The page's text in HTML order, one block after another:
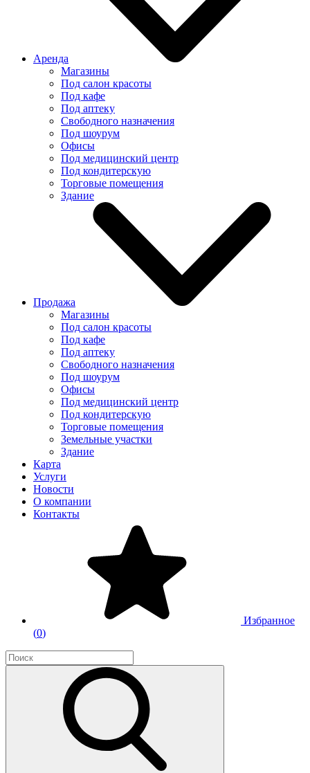
Аренда
Магазины
Под салон красоты
Под кафе
Под аптеку
Свободного назначения
Под шоурум
Офисы
Под медицинский центр
Под кондитерскую
Торговые помещения
Здание
Продажа
Магазины
Под салон красоты
Под кафе
Под аптеку
Свободного назначения
Под шоурум
Офисы
Под медицинский центр
Под кондитерскую
Торговые помещения
Земельные участки
Здание
Карта
Услуги
Новости
О компании
Контакты
Избранное
(0)